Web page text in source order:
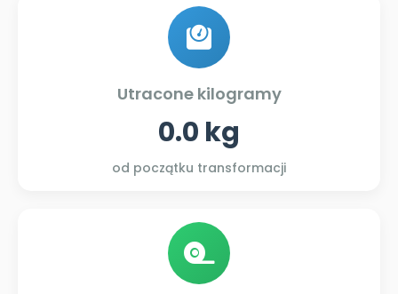
Utracone kilogramy
0.0 kg
od początku transformacji